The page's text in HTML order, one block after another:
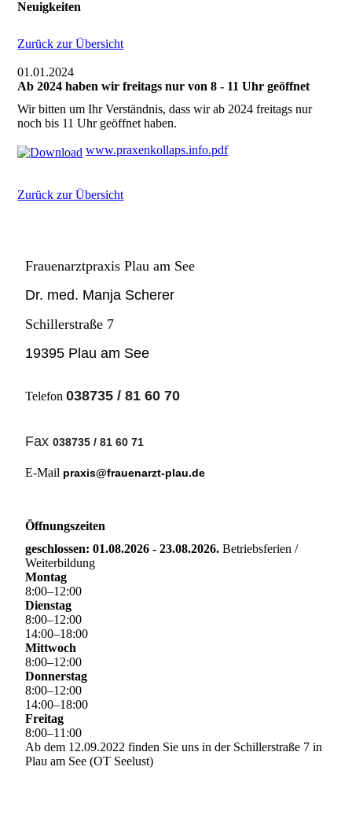
Neuigkeiten
Zurück zur Übersicht
01.01.2024
Ab 2024 haben wir freitags nur von 8 - 11 Uhr geöffnet
Wir bitten um Ihr Verständnis, dass wir ab 2024 freitags nur
noch bis 11 Uhr geöffnet haben.
www.praxenkollaps.info.pdf
Zurück zur Übersicht
Frauenarztpraxis Plau am See
Dr. med. Manja Scherer
Schillerstraße 7
19395 Plau am See
Telefon038735 / 81 60 70
Fax038735 / 81 60 71
E-Mail praxis@frauenarzt-plau.de
Öffnungszeiten
geschlossen: 01.08.2026 - 23.08.2026.Betriebsferien /
Weiterbildung
Montag
8:00–12:00
Dienstag
8:00–12:00
14:00–18:00
Mittwoch
8:00–12:00
Donnerstag
8:00–12:00
14:00–18:00
Freitag
8:00–11 :00
Ab dem 12.09.2022 finden Sie uns in der Schillerstraße 7 in
Plau am See (OT Seelust)